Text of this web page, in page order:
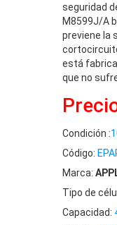
seguridad
M8599J/A
previene la
está
que no
Condición :
Código:
Marca:
Tipo de
Capacidad: